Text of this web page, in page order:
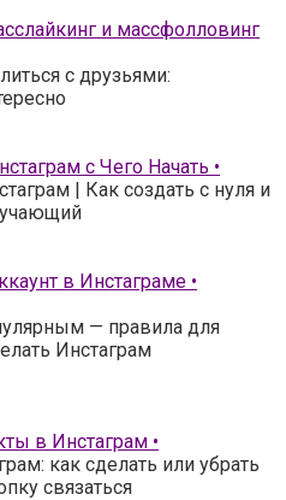
и массфолловинг
с друзьями:
с Чего Начать •
| Как создать с нуля и
в Инстаграме •
— правила для
Инстаграм
в Инстаграм •
как сделать или убрать
связаться